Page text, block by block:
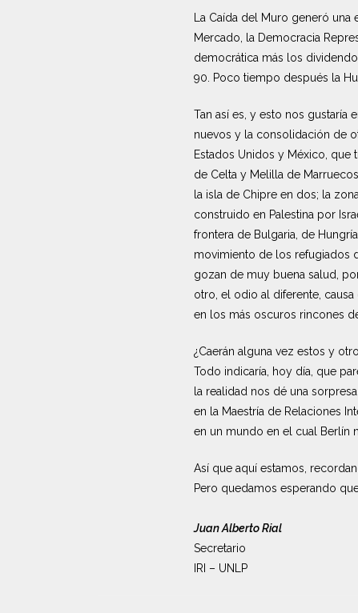
La Caída del Muro generó
Mercado, la Democracia
democrática más los
90. Poco tiempo después la
Tan así es, y esto nos gustaría
nuevos y la consolidación de
Estados Unidos y México, que
de Celta y Melilla de
la isla de Chipre en dos; la
construido en Palestina por
frontera de Bulgaria, de
movimiento de los refugiados
gozan de muy buena salud,
otro, el odio al diferente,
en los más oscuros rincones
¿Caerán alguna vez estos y
Todo indicaría, hoy día, que
la realidad nos dé una
en la Maestría de Relaciones
en un mundo en el cual Berlín
Así que aquí estamos,
Pero quedamos esperando
Juan Alberto Rial
Secretario
IRI – UNLP